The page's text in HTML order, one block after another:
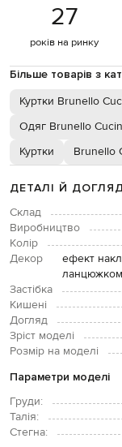
27
років на ринку
Більше товарів з
Куртки Brunello
Одяг Brunello
Куртки
Brunello
ДЕТАЛІ Й
Склад
Виробництво
Колір
Декор
ефект
ланцюжком
Застібка
Кишені
Догляд
Зріст моделі
Розмір на моделі
Параметри моделі
Груди:
Талія:
Стегна: